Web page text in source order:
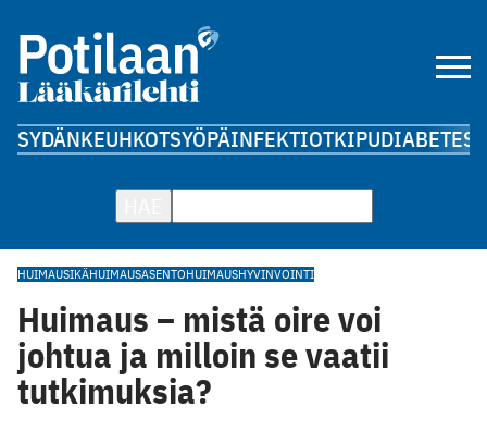
SYDÄNKEUHKOTSYÖPÄINFEKTIOTKIPUDIABETES
HUIMAUSIKÄHUIMAUSASENTOHUIMAUSHYVINVOINTI
Huimaus – mistä oire voi
johtua ja milloin se vaatii
tutkimuksia?